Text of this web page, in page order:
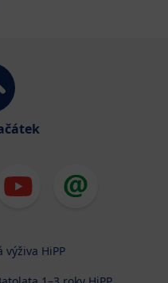
výživa HiPP